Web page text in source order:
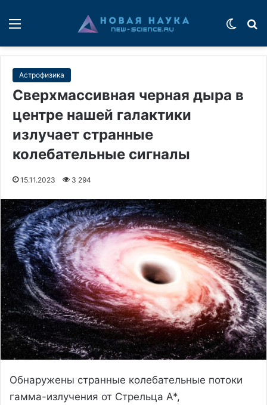
Астрофизика
Сверхмассивная черная дыра в
центре нашей галактики
излучает странные
колебательные сигналы
15.11.2023 3 294
Обнаружены странные колебательные потоки
гамма-излучения от Стрельца А*,